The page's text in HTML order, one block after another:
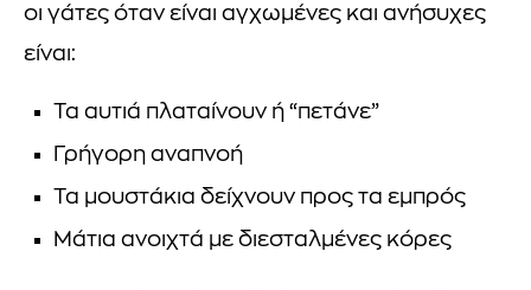
οι γάτες όταν είναι αγχωμένες και ανήσυχες
είναι:
Τα αυτιά πλαταίνουν ή “πετάνε”
Γρήγορη αναπνοή
Τα μουστάκια δείχνουν προς τα εμπρός
Μάτια ανοιχτά με διεσταλμένες κόρες